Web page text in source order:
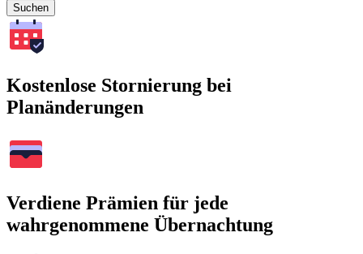
Suchen
Kostenlose Stornierung bei
Planänderungen
Verdiene Prämien für jede
wahrgenommene Übernachtung